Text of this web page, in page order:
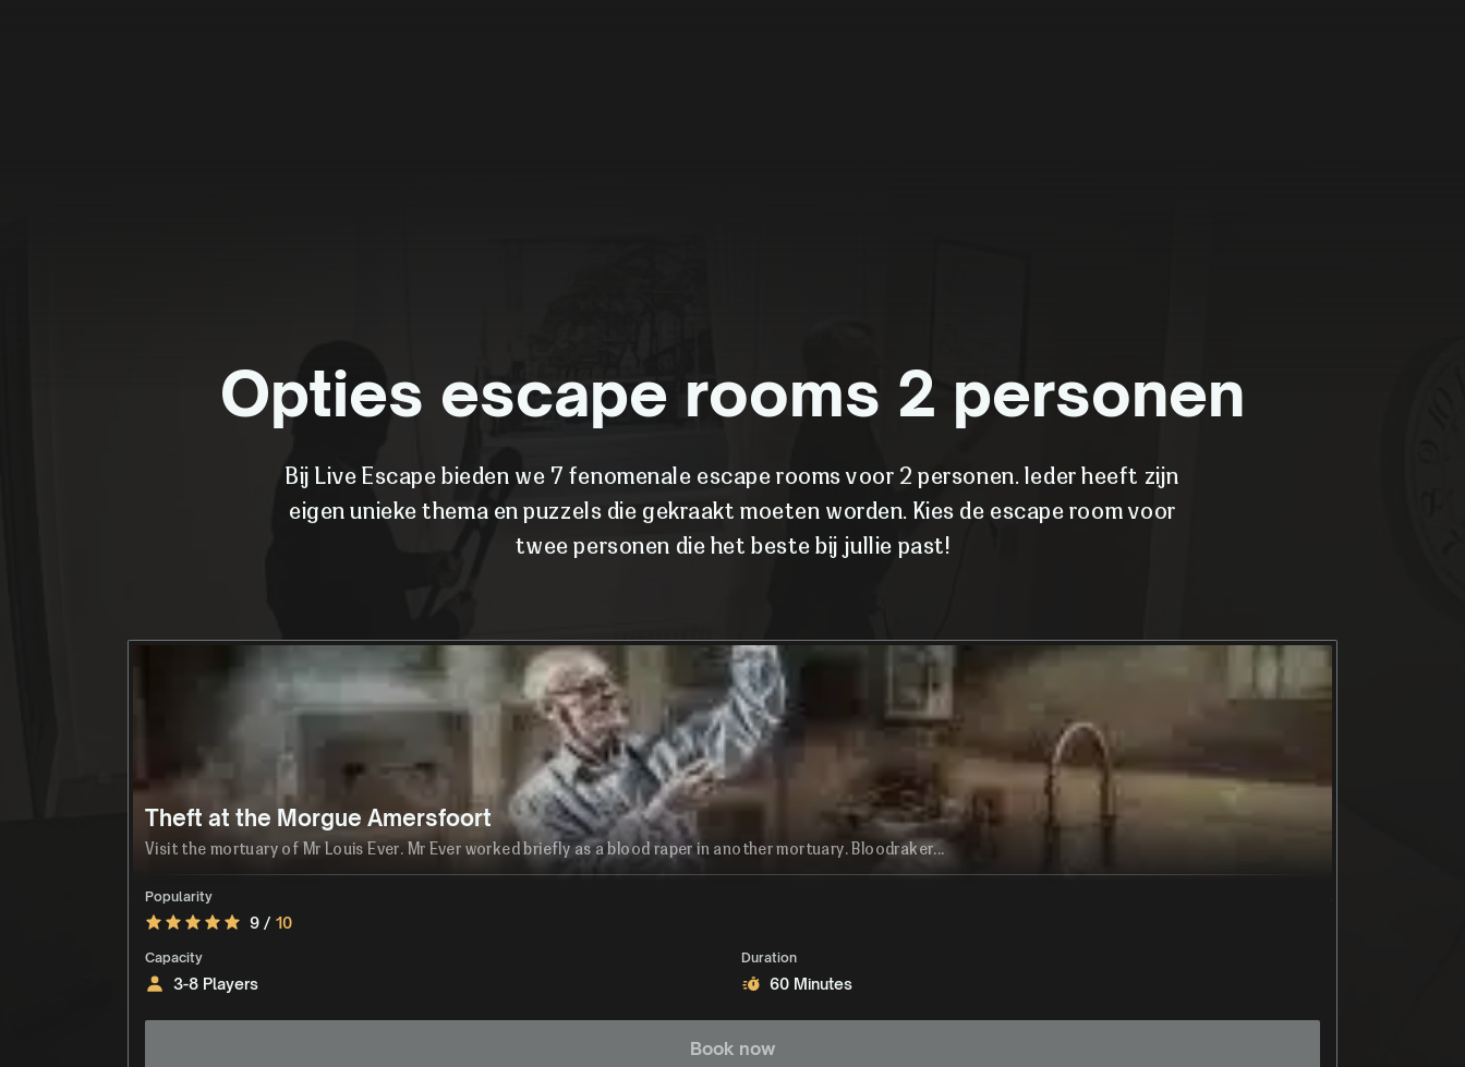
Opties escape rooms 2 personen
Bij Live Escape bieden we 7 fenomenale escape rooms voor 2 personen. Ieder heeft zijn
eigen unieke thema en puzzels die gekraakt moeten worden. Kies de escape room voor
twee personen die het beste bij jullie past!
Theft at the Morgue Amersfoort
Visit the mortuary of Mr Louis Ever. Mr Ever worked briefly as a blood raper in another mortuary. Bloodraker...
Popularity
9 / 10
Capacity
3-8 Players
Duration
60 Minutes
Book now